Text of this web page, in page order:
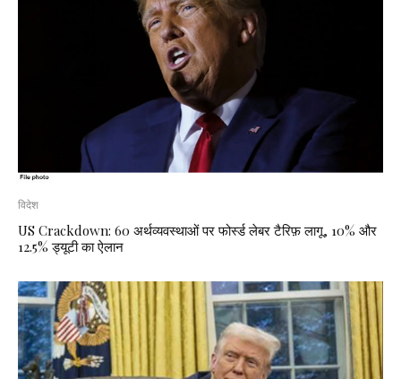
विदेश
US Crackdown: 60 अर्थव्यवस्थाओं पर फोर्स्ड लेबर टैरिफ़ लागू, 10% और
12.5% ड्यूटी का ऐलान